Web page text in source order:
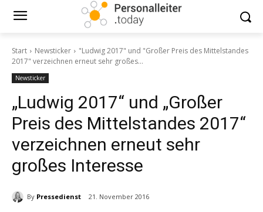
Start Newsticker
"Ludwig 2017" und "Großer Preis des Mittelstandes
2017" verzeichnen erneut sehr großes...
Newsticker
„Ludwig 2017“ und „Großer
Preis des Mittelstandes 2017“
verzeichnen erneut sehr
großes Interesse
By Pressedienst 21. November 2016